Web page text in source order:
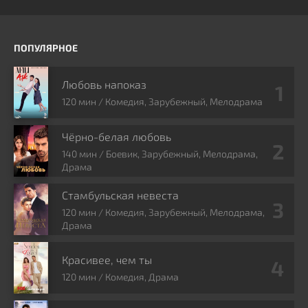
ПОПУЛЯРНОЕ
Любовь напоказ
120 мин / Комедия, Зарубежный, Мелодрама
Чёрно-белая любовь
140 мин / Боевик, Зарубежный, Мелодрама,
Драма
Стамбульская невеста
120 мин / Комедия, Зарубежный, Мелодрама,
Драма
Красивее, чем ты
120 мин / Комедия, Драма